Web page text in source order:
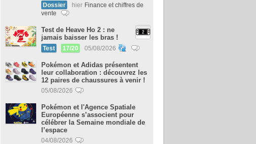
Dossier hier Finance et chiffres de
vente
Test de Heave Ho 2 : ne
jamais baisser les bras !
Test 17/20 05/08/2026
Pokémon et Adidas présentent
leur collaboration : découvrez les
12 paires de chaussures à venir !
05/08/2026
Pokémon et l'Agence Spatiale
Européenne s’associent pour
célébrer la Semaine mondiale de
l’espace
04/08/2026